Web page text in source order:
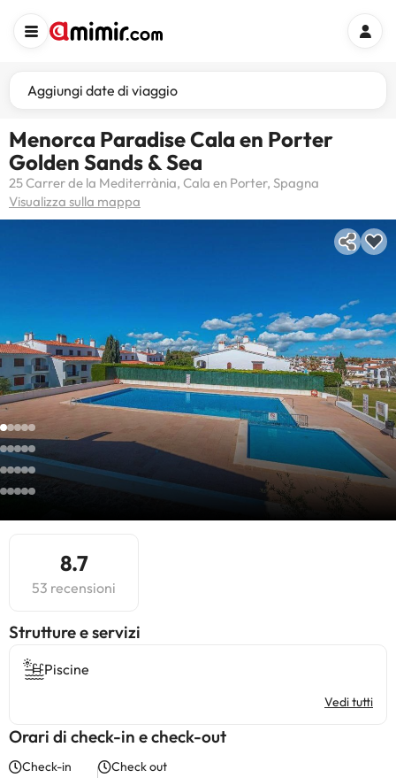
Aggiungi date di viaggio
Menorca Paradise Cala en Porter
Golden Sands & Sea
25 Carrer de la Mediterrània, Cala en Porter, Spagna
Visualizza sulla mappa
8.7
53 recensioni
​Strutture e servizi
Piscine
Vedi tutti
Orari di check-in e check-out
Check-in Check out